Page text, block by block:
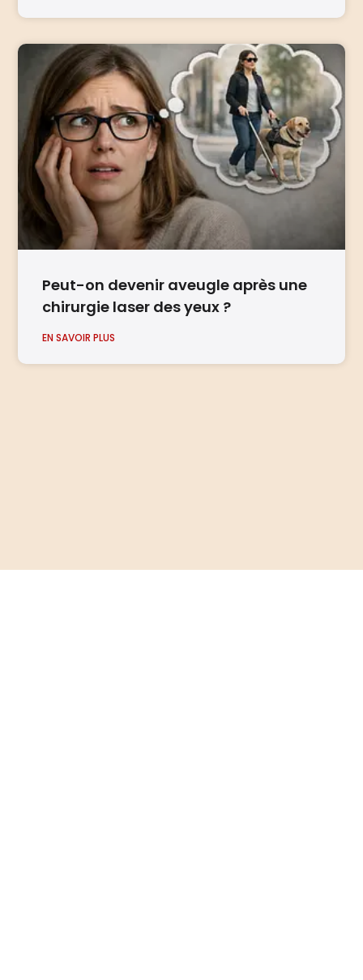
Peut-on devenir aveugle après une
chirurgie laser des yeux ?
EN SAVOIR PLUS